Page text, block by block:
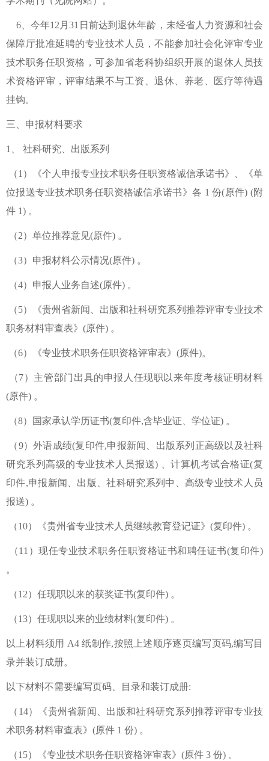
6、今年12月31日前达到退休年龄，未经省人力资源和社会
保障厅批准延聘的专业技术人员，不能参加社会化评审专业
技术职务任职资格，可参加省老科协组织开展的退休人员技
术资格评审，评审结果不与工资、退休、养老、医疗等待遇
挂钩。
三、申报材料要求
1、 社科研究、出版系列
（1）《个人申报专业技术职务任职资格诚信承诺书》、《单
位报送专业技术职务任职资格诚信承诺书》各 1 份(原件) (附
件 1) 。
（2）单位推荐意见(原件) 。
（3）申报材料公示情况(原件) 。
（4）申报人业务自述(原件) 。
（5）《贵州省新闻、出版和社科研究系列推荐评审专业技术
职务材料审查表》(原件) 。
（6）《专业技术职务任职资格评审表》(原件)。
（7）主管部门出具的申报人任现职以来年度考核证明材料
(原件) 。
（8）国家承认学历证书(复印件,含毕业证、学位证) 。
（9）外语成绩(复印件,申报新闻、出版系列正高级以及社科
研究系列高级的专业技术人员报送) 、计算机考试合格证(复
印件,申报新闻、出版、社科研究系列中、高级专业技术人员
报送) 。
（10）《贵州省专业技术人员继续教育登记证》(复印件) 。
（11）现任专业技术职务任职资格证书和聘任证书(复印件)
。
（12）任现职以来的获奖证书(复印件) 。
（13）任现职以来的业绩材料(复印件) 。
以上材料须用 A4 纸制作,按照上述顺序逐页编写页码,编写目
录并装订成册。
以下材料不需要编写页码、目录和装订成册:
（14）《贵州省新闻、出版和社科研究系列推荐评审专业技
术职务材料审查表》(原件 1 份) 。
（15）《专业技术职务任职资格评审表》(原件 3 份) 。